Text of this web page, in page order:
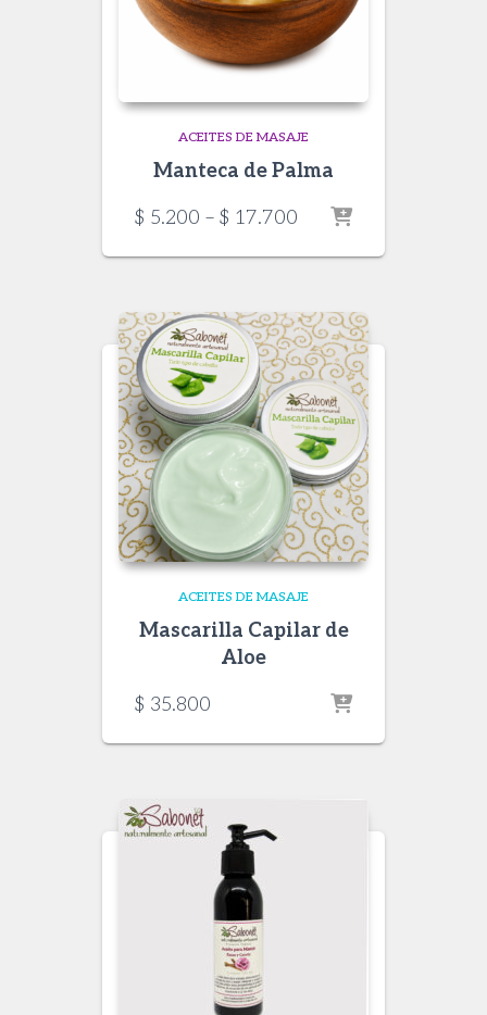
ACEITES DE MASAJE
Manteca de Palma
$ 5.200 – $ 17.700 Price
$ 5.200
$ 17.700
ACEITES DE MASAJE
Mascarilla Capilar de
Aloe
$ 35.800